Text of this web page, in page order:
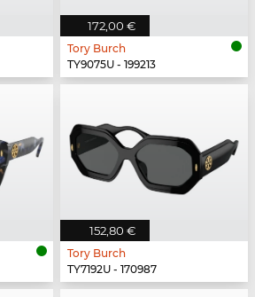
172,00 €
Tory Burch
TY9075U - 199213
152,80 €
Tory Burch
TY7192U - 170987